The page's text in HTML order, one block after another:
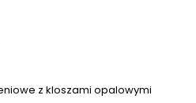
z kloszami opalowymi